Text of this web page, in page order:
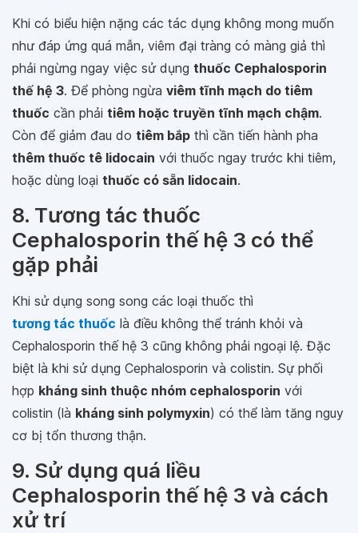
Khi có biểu hiện nặng các tác dụng không mong muốn
như đáp ứng quá mẫn, viêm đại tràng có màng giả thì
phải ngừng ngay việc sử dụng thuốc Cephalosporin
thế hệ 3. Ðể phòng ngừa viêm tĩnh mạch do tiêm
thuốc cần phải tiêm hoặc truyền tĩnh mạch chậm.
Còn để giảm đau do tiêm bắp thì cần tiến hành pha
thêm thuốc tê lidocain với thuốc ngay trước khi tiêm,
hoặc dùng loại thuốc có sẵn lidocain.
8. Tương tác thuốc
Cephalosporin thế hệ 3 có thể
gặp phải
Khi sử dụng song song các loại thuốc thì
tương tác thuốc là điều không thể tránh khỏi và
Cephalosporin thế hệ 3 cũng không phải ngoại lệ. Đặc
biệt là khi sử dụng Cephalosporin và colistin. Sự phối
hợp kháng sinh thuộc nhóm cephalosporin với
colistin (là kháng sinh polymyxin) có thể làm tăng nguy
cơ bị tổn thương thận.
9. Sử dụng quá liều
Cephalosporin thế hệ 3 và cách
xử trí